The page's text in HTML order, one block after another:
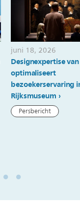
juni 18, 2026
Designexpertise
optimaliseert
bezoekerservaring
Rijksmuseum
Persbericht